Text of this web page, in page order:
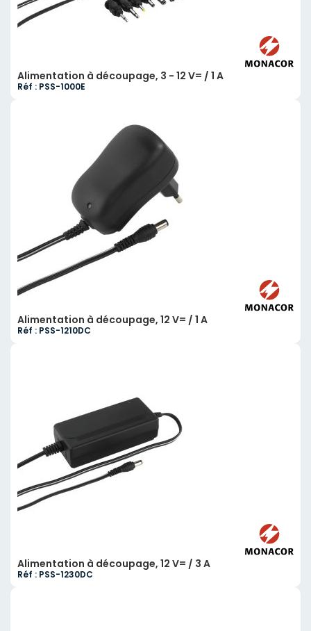
Alimentation à découpage, 3 - 12 V= / 1 A
Réf : PSS-1000E
Alimentation à découpage, 12 V= / 1 A
Réf : PSS-1210DC
Alimentation à découpage, 12 V= / 3 A
Réf : PSS-1230DC